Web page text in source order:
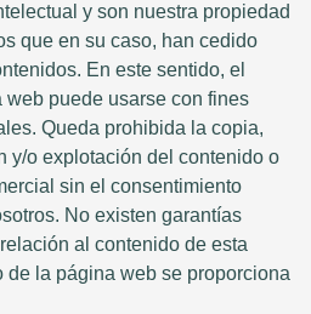
y son nuestra propiedad
que en su caso, han cedido
En este sentido, el
puede usarse con fines
Queda prohibida la copia,
y/o explotación del contenido o
sin el consentimiento
No existen garantías
al contenido de esta
de la página web se proporciona